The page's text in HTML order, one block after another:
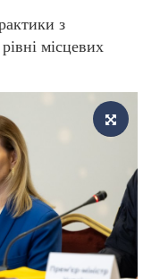
з
місцевих